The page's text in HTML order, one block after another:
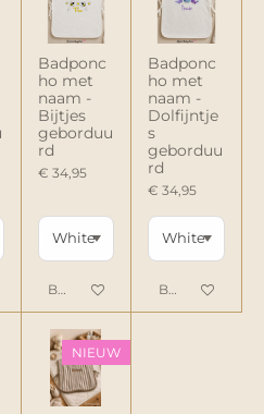
Badponc
ho met
naam -
Bijtjes
geborduu
rd
€ 34,95
Bekijk details
Badponc
ho met
naam -
Dolfijntje
s
geborduu
rd
€ 34,95
Bekijk details
NIEUW